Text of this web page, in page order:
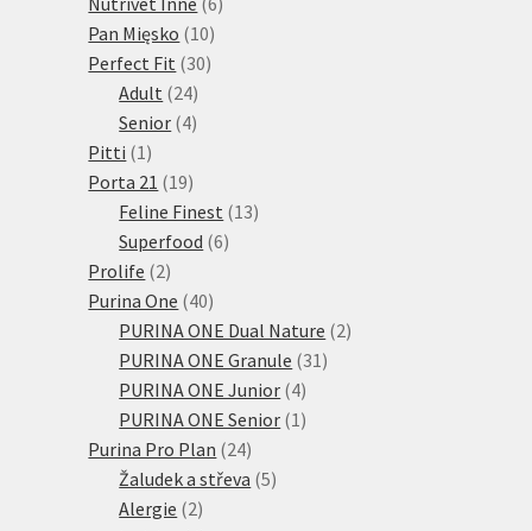
Pan Mięsko 1010
produktů
Perfect Fit 3030
Adult 2424
produktů
Senior 44
Pitti 1 1
produkt
Porta 21 1919
produktů
Feline Finest 1313
Superfood 66
Prolife 22
produkty
Purina One 4040
produktů
PURINA ONE Dual Nature 22
PURINA ONE Granule 31 31
PURINA ONE Junior 44
produkty
PURINA ONE Senior 1 1
Purina Pro Plan 2424
produktů
Žaludek a střeva 55
Alergie 22